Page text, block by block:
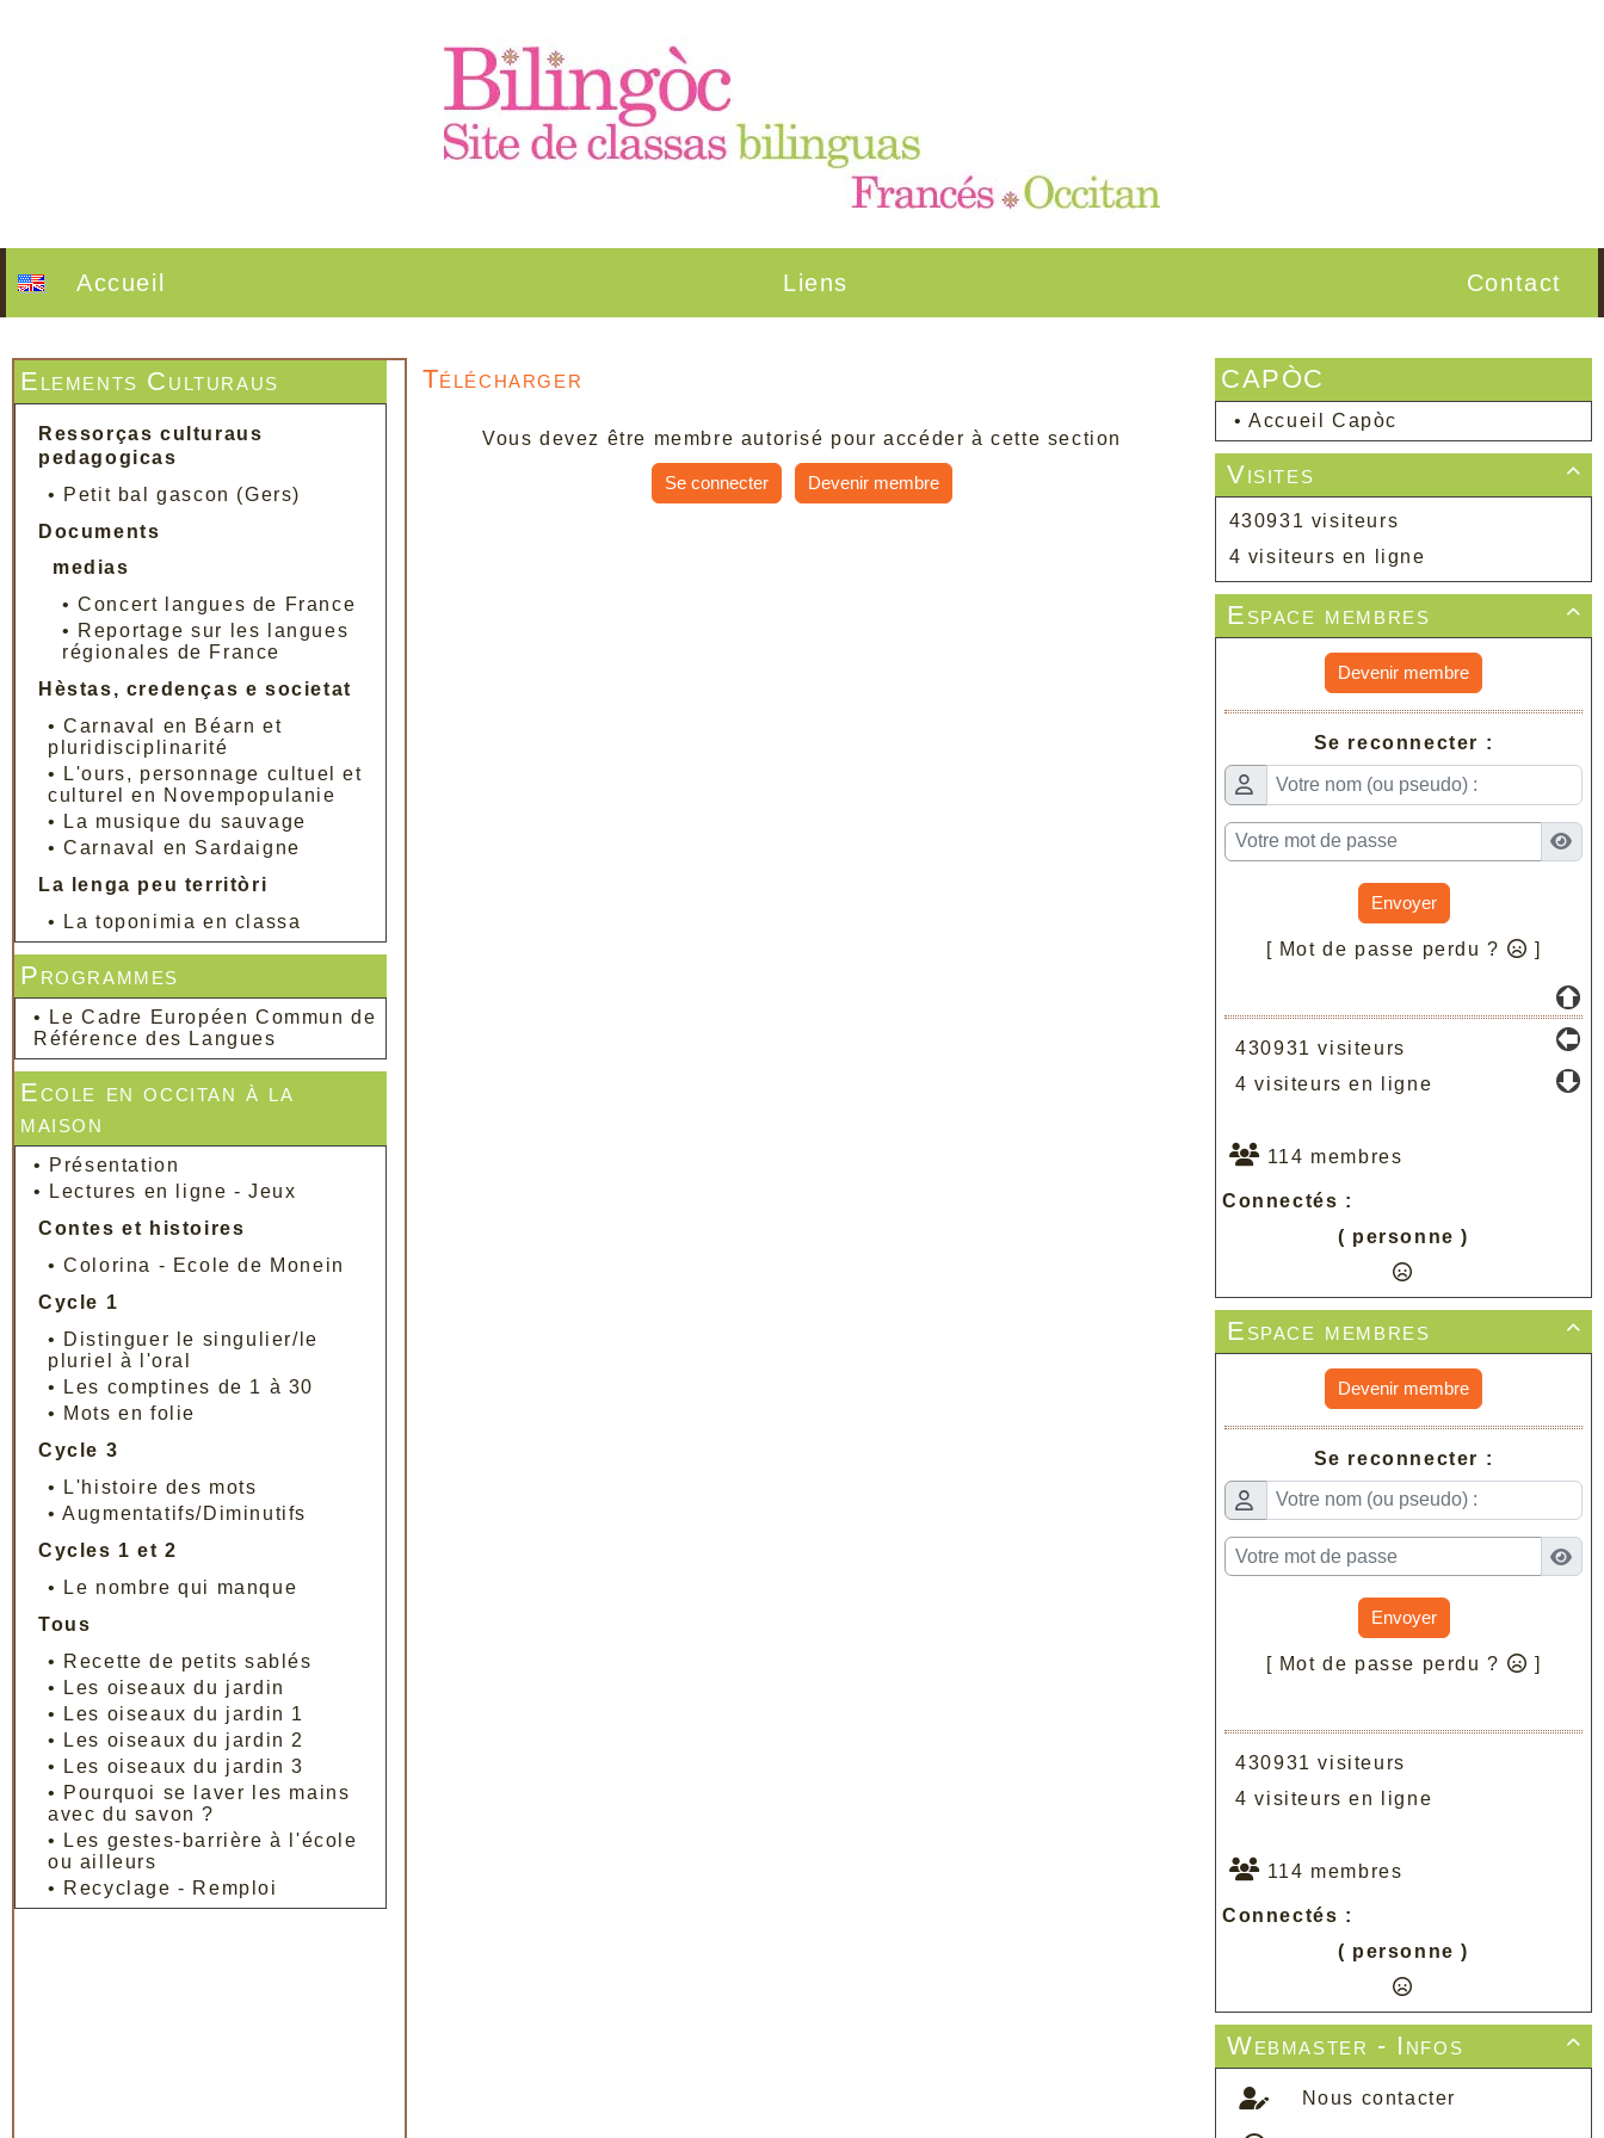
Accueil Liens Contact
Elements Culturaus
Ressorças culturaus
pedagogicas
• Petit bal gascon (Gers)
Documents
medias
•Concert langues de France
• Reportage sur les langues
régionales de France
Hèstas, credenças e societat
•Carnaval en Béarn et
pluridisciplinarité
•
L'ours, personnage cultuel et
culturel en Novempopulanie
•
La musique du sauvage
•Carnaval en Sardaigne
La lenga peu territòri
•
La toponimia en classa
Programmes
•
Le Cadre Européen Commun de
Référence des Langues
Ecole en occitan à la
maison
• Présentation
•
Lectures en ligne - Jeux
Contes et histoires
•Colorina - Ecole de Monein
Cycle 1
• Distinguer le singulier/le
pluriel à l'oral
•
Les comptines de 1 à 30
• Mots en folie
Cycle 3
•
L'histoire des mots
•Augmentatifs/Diminutifs
Cycles 1 et 2
•
Le nombre qui manque
Tous
• Recette de petits sablés
•
Les oiseaux du jardin
•
Les oiseaux du jardin 1
•
Les oiseaux du jardin 2
•
Les oiseaux du jardin 3
• Pourquoi se laver les mains
avec du savon ?
•
Les gestes-barrière à l'école
ou ailleurs
• Recyclage - Remploi
Télécharger
Vous devez être membre autorisé pour accéder à cette section
Se connecter Devenir membre
CAPÒC
•Accueil Capòc

Visites
430931 visiteurs
4 visiteurs en ligne

Espace membres
Devenir membre
Se reconnecter :
Envoyer
[ Mot de passe perdu ? ]
430931 visiteurs
4 visiteurs en ligne
114 membres
Connectés :
( personne )

Espace membres
Devenir membre
Se reconnecter :
Envoyer
[ Mot de passe perdu ? ]
430931 visiteurs
4 visiteurs en ligne
114 membres
Connectés :
( personne )

Webmaster - Infos
Nous contacter